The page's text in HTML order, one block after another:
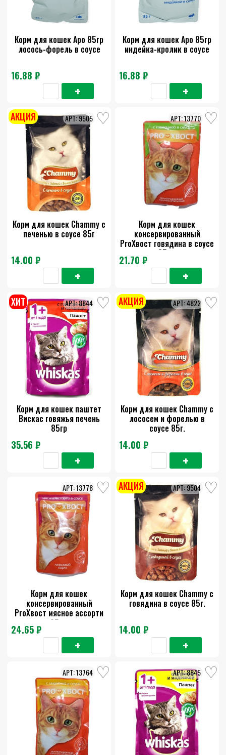
Корм для кошек Аро 85гр
лосось-форель в соусе
16.88 ₽
Корм для кошек Аро 85гр
индейка-кролик в соусе
16.88 ₽
Корм для кошек Chammy с
печенью в соусе 85г
14.00 ₽
9505
АКЦИЯ
Корм для кошек
консервированный
ProХвост говядина в соусе
85 гр
21.70 ₽
13770
Корм для кошек паштет
Вискас говяжья печень
85гр
35.56 ₽
8844
ХИТ
Корм для кошек Chammy с
лососем и форелью в
соусе 85г.
14.00 ₽
4822
АКЦИЯ
Корм для кошек
консервированный
ProХвост мясное ассорти
85 гр
24.65 ₽
13778
Корм для кошек Chammy с
говядина в соусе 85г.
14.00 ₽
9504
АКЦИЯ
13764 8845